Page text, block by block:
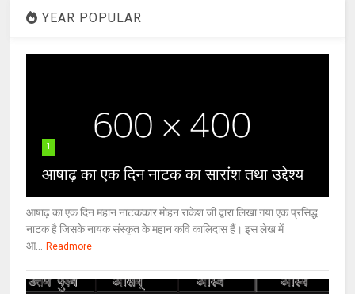
YEAR POPULAR
1
आषाढ़ का एक दिन नाटक का सारांश तथा उद्देश्य
आषाढ़ का एक दिन महान नाटककार मोहन राकेश जी द्वारा लिखा गया एक प्रसिद्ध
नाटक है जिसके नायक संस्कृत के महान कवि कालिदास हैं। इस लेख में
आ...
Readmore